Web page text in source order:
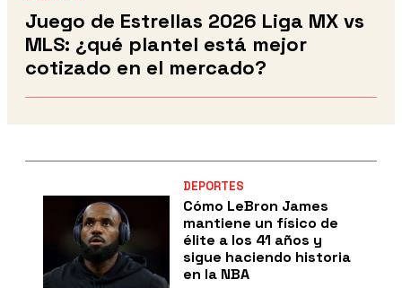
Juego de Estrellas 2026 Liga MX vs
MLS: ¿qué plantel está mejor
cotizado en el mercado?
DEPORTES
Cómo LeBron James
mantiene un físico de
élite a los 41 años y
sigue haciendo historia
en la NBA